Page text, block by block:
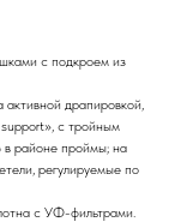
с подкроем из
драпировкой,
с тройным
в районе проймы; на
регулируемые по
с УФ-фильтрами.